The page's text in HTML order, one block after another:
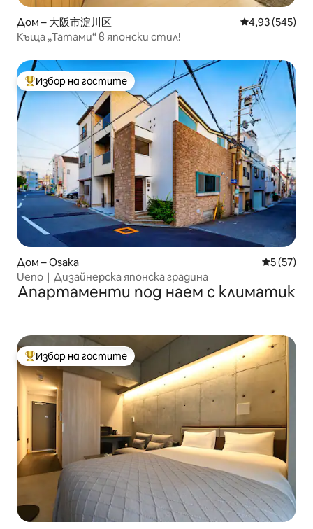
Дом – 大阪市淀川区 Средна
4,93 (545)
Къща „Татами“ в японски стил!
Най-популярен избор на гостите
Избор на гостите
Дом – Osaka Средна
5 (57)
Ueno｜Дизайнерска японска градина
Апартаменти под наем с климатик
Най-популярен избор на гостите
Избор на гостите